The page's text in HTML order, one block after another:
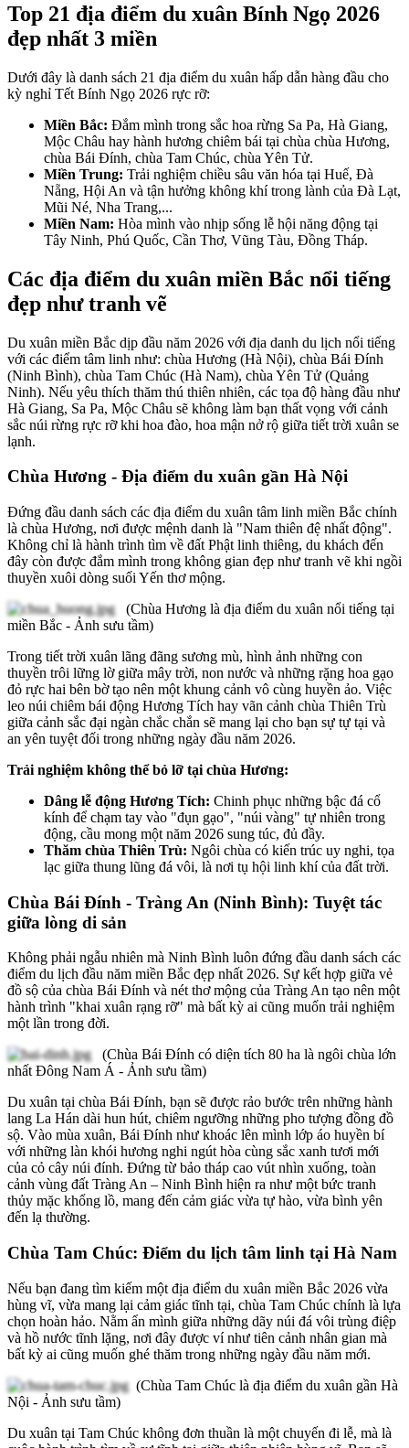
Top 21 địa điểm du xuân Bính Ngọ 2026
đẹp nhất 3 miền
Dưới đây là danh sách 21 địa điểm du xuân hấp dẫn hàng đầu cho
kỳ nghỉ Tết Bính Ngọ 2026 rực rỡ:
Miền Bắc: Đắm mình trong sắc hoa rừng Sa Pa, Hà Giang,
Mộc Châu hay hành hương chiêm bái tại chùa chùa Hương,
chùa Bái Đính, chùa Tam Chúc, chùa Yên Tử.
Miền Trung: Trải nghiệm chiều sâu văn hóa tại Huế, Đà
Nẵng, Hội An và tận hưởng không khí trong lành của Đà Lạt,
Mũi Né, Nha Trang,...
Miền Nam: Hòa mình vào nhịp sống lễ hội năng động tại
Tây Ninh, Phú Quốc, Cần Thơ, Vũng Tàu, Đồng Tháp.
Các địa điểm du xuân miền Bắc nổi tiếng
đẹp như tranh vẽ
Du xuân miền Bắc dịp đầu năm 2026 với địa danh du lịch nổi tiếng
với các điểm tâm linh như: chùa Hương (Hà Nội), chùa Bái Đính
(Ninh Bình), chùa Tam Chúc (Hà Nam), chùa Yên Tử (Quảng
Ninh). Nếu yêu thích thăm thú thiên nhiên, các tọa độ hàng đầu như
Hà Giang, Sa Pa, Mộc Châu sẽ không làm bạn thất vọng với cảnh
sắc núi rừng rực rỡ khi hoa đào, hoa mận nở rộ giữa tiết trời xuân se
lạnh.
Chùa Hương - Địa điểm du xuân gần Hà Nội
Đứng đầu danh sách các địa điểm du xuân tâm linh miền Bắc chính
là chùa Hương, nơi được mệnh danh là "Nam thiên đệ nhất động".
Không chỉ là hành trình tìm về đất Phật linh thiêng, du khách đến
đây còn được đắm mình trong không gian đẹp như tranh vẽ khi ngồi
thuyền xuôi dòng suối Yến thơ mộng.
(Chùa Hương là địa điểm du xuân nổi tiếng tại
miền Bắc - Ảnh sưu tầm)
Trong tiết trời xuân lãng đãng sương mù, hình ảnh những con
thuyền trôi lững lờ giữa mây trời, non nước và những rặng hoa gạo
đỏ rực hai bên bờ tạo nên một khung cảnh vô cùng huyền ảo. Việc
leo núi chiêm bái động Hương Tích hay vãn cảnh chùa Thiên Trù
giữa cảnh sắc đại ngàn chắc chắn sẽ mang lại cho bạn sự tự tại và
an yên tuyệt đối trong những ngày đầu năm 2026.
Trải nghiệm không thể bỏ lỡ tại chùa Hương:
Dâng lễ động Hương Tích: Chinh phục những bậc đá cổ
kính để chạm tay vào "đụn gạo", "núi vàng" tự nhiên trong
động, cầu mong một năm 2026 sung túc, đủ đầy.
Thăm chùa Thiên Trù: Ngôi chùa có kiến trúc uy nghi, tọa
lạc giữa thung lũng đá vôi, là nơi tụ hội linh khí của đất trời.
Chùa Bái Đính - Tràng An (Ninh Bình): Tuyệt tác
giữa lòng di sản
Không phải ngẫu nhiên mà Ninh Bình luôn đứng đầu danh sách các
điểm du lịch đầu năm miền Bắc đẹp nhất 2026. Sự kết hợp giữa vẻ
đồ sộ của chùa Bái Đính và nét thơ mộng của Tràng An tạo nên một
hành trình "khai xuân rạng rỡ" mà bất kỳ ai cũng muốn trải nghiệm
một lần trong đời.
(Chùa Bái Đính có diện tích 80 ha là ngôi chùa lớn
nhất Đông Nam Á - Ảnh sưu tầm)
Du xuân tại chùa Bái Đính, bạn sẽ được rảo bước trên những hành
lang La Hán dài hun hút, chiêm ngưỡng những pho tượng đồng đồ
sộ. Vào mùa xuân, Bái Đính như khoác lên mình lớp áo huyền bí
với những làn khói hương nghi ngút hòa cùng sắc xanh tươi mới
của cỏ cây núi đính. Đứng từ bảo tháp cao vút nhìn xuống, toàn
cảnh vùng đất Tràng An – Ninh Bình hiện ra như một bức tranh
thủy mặc khổng lồ, mang đến cảm giác vừa tự hào, vừa bình yên
đến lạ thường.
Chùa Tam Chúc: Điểm du lịch tâm linh tại Hà Nam
Nếu bạn đang tìm kiếm một địa điểm du xuân miền Bắc 2026 vừa
hùng vĩ, vừa mang lại cảm giác tĩnh tại, chùa Tam Chúc chính là lựa
chọn hoàn hảo. Nằm ẩn mình giữa những dãy núi đá vôi trùng điệp
và hồ nước tĩnh lặng, nơi đây được ví như tiên cảnh nhân gian mà
bất kỳ ai cũng muốn ghé thăm trong những ngày đầu năm mới.
(Chùa Tam Chúc là địa điểm du xuân gần Hà
Nội - Ảnh sưu tầm)
Du xuân tại Tam Chúc không đơn thuần là một chuyến đi lễ, mà là